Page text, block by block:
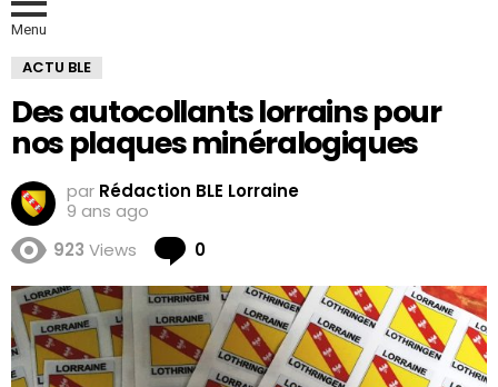
Menu
ACTU BLE
Des autocollants lorrains pour
nos plaques minéralogiques
par Rédaction BLE Lorraine
9 ans ago
923 Views 0